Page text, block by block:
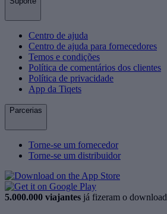
Centro de ajuda
Centro de ajuda para fornecedores
Temos e condições
Política de comentários dos clientes
Política de privacidade
App da Tiqets
Parcerias
Torne-se um fornecedor
Torne-se um distribuidor
5.000.000 viajantes já fizeram o download